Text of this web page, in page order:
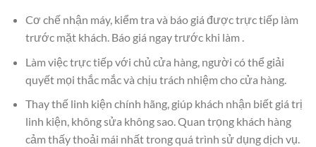
Cơ chế nhận máy, kiểm tra và báo giá được trực tiếp làm
trước mặt khách. Báo giá ngay trước khi làm .
Làm việc trực tiếp với chủ cửa hàng, người có thể giải
quyết mọi thắc mắc và chịu trách nhiệm cho cửa hàng.
Thay thế linh kiện chính hãng, giúp khách nhận biết giá trị
linh kiện, không sửa không sao. Quan trọng khách hàng
cảm thấy thoải mái nhất trong quá trình sử dụng dịch vụ.